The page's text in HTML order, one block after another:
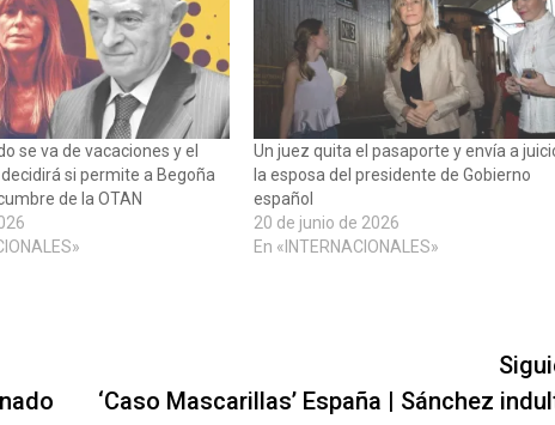
se va de vacaciones y el
si permite a Begoña
de la OTAN
Un juez quita el pasaporte y envía a
la esposa del presidente de Gobierno
español
20 de junio de 2026
En «INTERNACIONALES»
‘Caso Mascarillas’ España | Sánchez